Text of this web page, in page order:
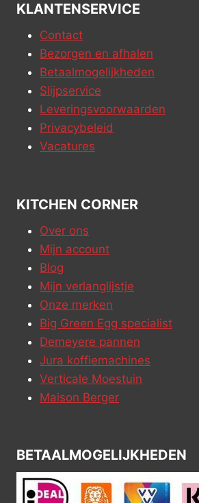
KLANTENSERVICE
Contact
Bezorgen en afhalen
Betaalmogelijkheden
Slijpservice
Leveringsvoorwaarden
Privacybeleid
Vacatures
KITCHEN CORNER
Over ons
Mijn account
Blog
Mijn verlanglijstje
Onze merken
Big Green Egg specialist
Demeyere pannen
Jura koffiemachines
Verticale Moestuin
Maison Berger
BETAALMOGELIJKHEDEN